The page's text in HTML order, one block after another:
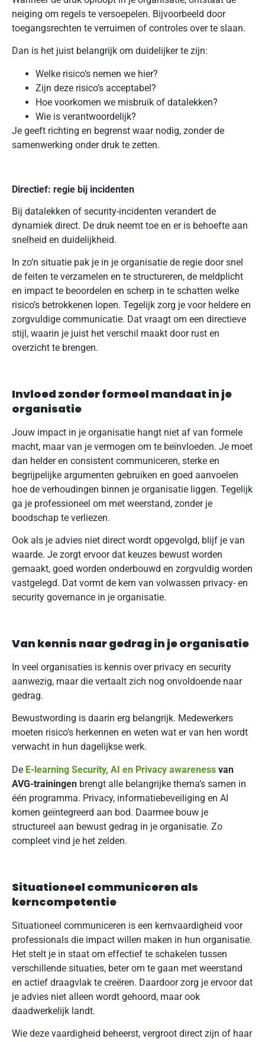
neiging om regels te versoepelen. Bijvoorbeeld door
toegangsrechten te verruimen of controles over te slaan.
Dan is het juist belangrijk om duidelijker te zijn:
Welke risico’s nemen we hier?
Zijn deze risico’s acceptabel?
Hoe voorkomen we misbruik of datalekken?
Wie is verantwoordelijk?
Je geeft richting en begrenst waar nodig, zonder de
samenwerking onder druk te zetten.
Directief: regie bij incidenten
Bij datalekken of security-incidenten verandert de
dynamiek direct. De druk neemt toe en er is behoefte aan
snelheid en duidelijkheid.
In zo’n situatie pak je in je organisatie de regie door snel
de feiten te verzamelen en te structureren, de meldplicht
en impact te beoordelen en scherp in te schatten welke
risico’s betrokkenen lopen. Tegelijk zorg je voor heldere en
zorgvuldige communicatie. Dat vraagt om een directieve
stijl, waarin je juist het verschil maakt door rust en
overzicht te brengen.
Invloed zonder formeel mandaat in je
organisatie
Jouw impact in je organisatie hangt niet af van formele
macht, maar van je vermogen om te beïnvloeden. Je moet
dan helder en consistent communiceren, sterke en
begrijpelijke argumenten gebruiken en goed aanvoelen
hoe de verhoudingen binnen je organisatie liggen. Tegelijk
ga je professioneel om met weerstand, zonder je
boodschap te verliezen.
Ook als je advies niet direct wordt opgevolgd, blijf je van
waarde. Je zorgt ervoor dat keuzes bewust worden
gemaakt, goed worden onderbouwd en zorgvuldig worden
vastgelegd. Dat vormt de kern van volwassen privacy- en
security governance in je organisatie.
Van kennis naar gedrag in je organisatie
In veel organisaties is kennis over privacy en security
aanwezig, maar die vertaalt zich nog onvoldoende naar
gedrag.
Bewustwording is daarin erg belangrijk. Medewerkers
moeten risico’s herkennen en weten wat er van hen wordt
verwacht in hun dagelijkse werk.
De E-learning Security, AI en Privacy awareness van
AVG-trainingen brengt alle belangrijke thema’s samen in
één programma. Privacy, informatiebeveiliging en AI
komen geïntegreerd aan bod. Daarmee bouw je
structureel aan bewust gedrag in je organisatie. Zo
compleet vind je het zelden.
Situationeel communiceren als
kerncompetentie
Situationeel communiceren is een kernvaardigheid voor
professionals die impact willen maken in hun organisatie.
Het stelt je in staat om effectief te schakelen tussen
verschillende situaties, beter om te gaan met weerstand
en actief draagvlak te creëren. Daardoor zorg je ervoor dat
je advies niet alleen wordt gehoord, maar ook
daadwerkelijk landt.
Wie deze vaardigheid beheerst, vergroot direct zijn of haar